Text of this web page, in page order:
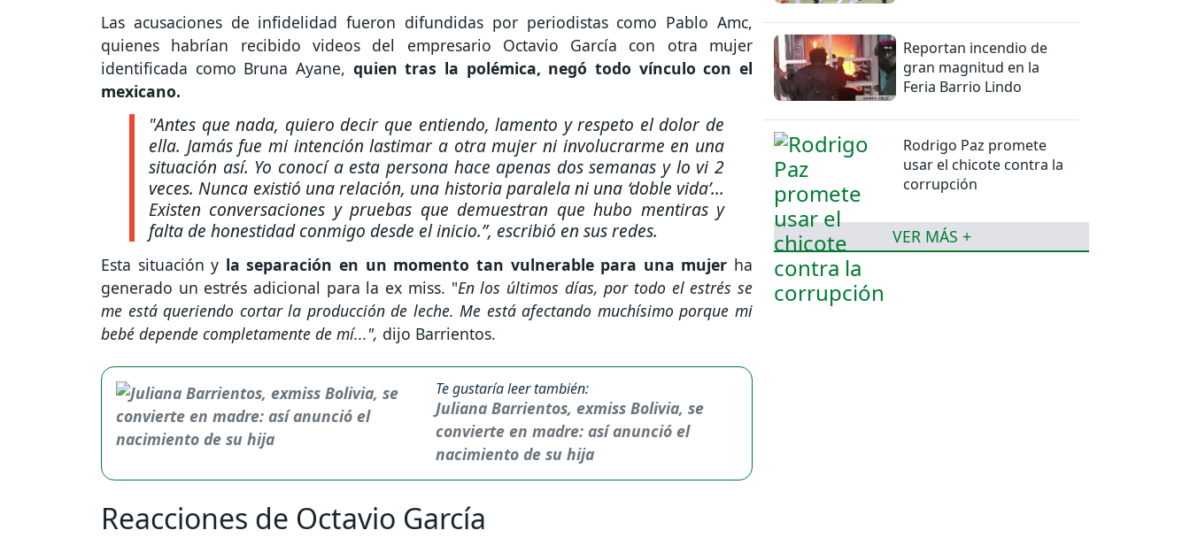
Las acusaciones de infidelidad fueron difundidas por periodistas como Pablo Amc,
quienes habrían recibido videos del empresario Octavio García con otra mujer
identificada como Bruna Ayane, quien tras la polémica, negó todo vínculo con el
mexicano.
"Antes que nada, quiero decir que entiendo, lamento y respeto el dolor de
ella. Jamás fue mi intención lastimar a otra mujer ni involucrarme en una
situación así. Yo conocí a esta persona hace apenas dos semanas y lo vi 2
veces. Nunca existió una relación, una historia paralela ni una ‘doble vida’...
Existen conversaciones y pruebas que demuestran que hubo mentiras y
falta de honestidad conmigo desde el inicio.”, escribió en sus redes.
Esta situación y la separación en un momento tan vulnerable para una mujer ha
generado un estrés adicional para la ex miss. "En los últimos días, por todo el estrés se
me está queriendo cortar la producción de leche. Me está afectando muchísimo porque mi
bebé depende completamente de mí...", dijo Barrientos.
Te gustaría leer también:
Juliana Barrientos, exmiss Bolivia, se
convierte en madre: así anunció el
nacimiento de su hija
Reacciones de Octavio García
Reportan incendio de
gran magnitud en la
Feria Barrio Lindo
Rodrigo Paz promete
usar el chicote contra la
corrupción
VER MÁS +